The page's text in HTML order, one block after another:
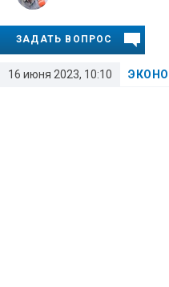
16 июня 2023, 10:10
ЗАДАТЬ ВОПРОС